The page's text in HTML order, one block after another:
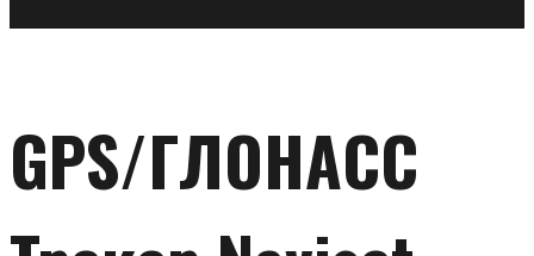
GPS/ГЛОНАСС